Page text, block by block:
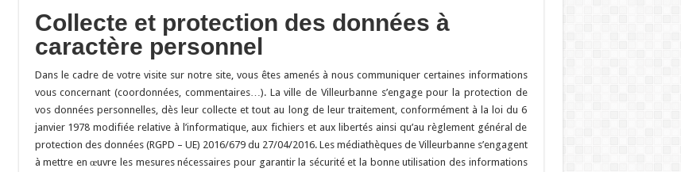
Collecte et protection des données à
caractère personnel
Dans le cadre de votre visite sur notre site, vous êtes amenés à nous communiquer certaines informations
vous concernant (coordonnées, commentaires…). La ville de Villeurbanne s’engage pour la protection de
vos données personnelles, dès leur collecte et tout au long de leur traitement, conformément à la loi du 6
janvier 1978 modifiée relative à l’informatique, aux fichiers et aux libertés ainsi qu’au règlement général de
protection des données (RGPD – UE) 2016/679 du 27/04/2016. Les médiathèques de Villeurbanne s’engagent
à mettre en œuvre les mesures nécessaires pour garantir la sécurité et la bonne utilisation des informations